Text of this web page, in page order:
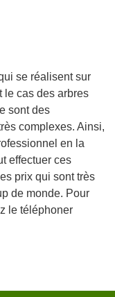
se réalisent sur
le cas des arbres
sont des
complexes. Ainsi,
en la
effectuer ces
prix qui sont très
de monde. Pour
le téléphoner